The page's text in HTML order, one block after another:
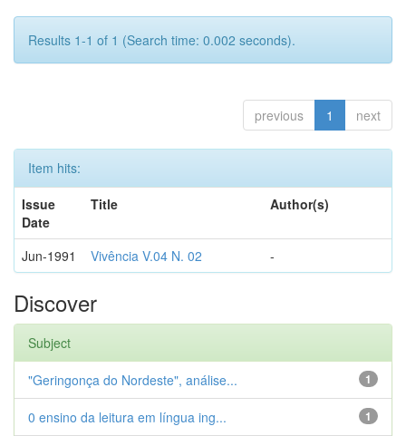
Results 1-1 of 1 (Search time: 0.002 seconds).
previous 1 next
Item hits:
Issue
Date
Title Author(s)
Jun-1991 Vivência V.04 N. 02 -
Discover
Subject
1
"Geringonça do Nordeste", análise...
1
0 ensino da leitura em língua ing...